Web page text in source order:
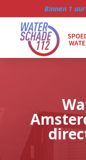
Binnen 1